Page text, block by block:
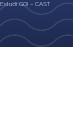
Estudi GOI – CAST